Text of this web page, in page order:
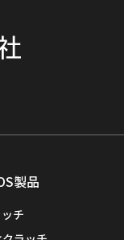
製品
チ